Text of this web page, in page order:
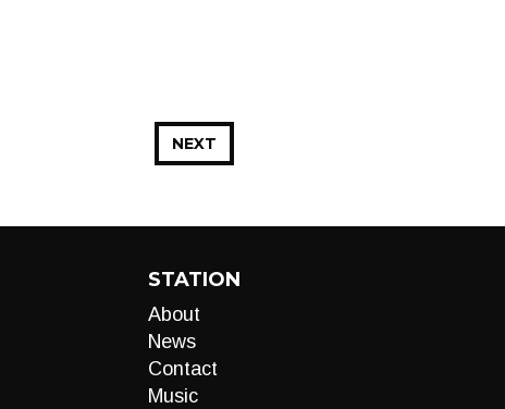
NEXT
STATION
About
News
Contact
Music